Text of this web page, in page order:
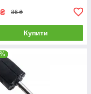
₴ 86 ₴
Купити